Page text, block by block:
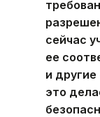
сейчас
ее
и
это